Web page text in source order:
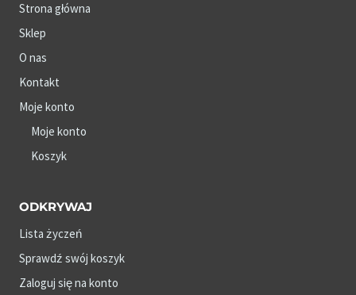
Strona główna
Sklep
O nas
Kontakt
Moje konto
Moje konto
Koszyk
ODKRYWAJ
Lista życzeń
Sprawdź swój koszyk
Zaloguj się na konto